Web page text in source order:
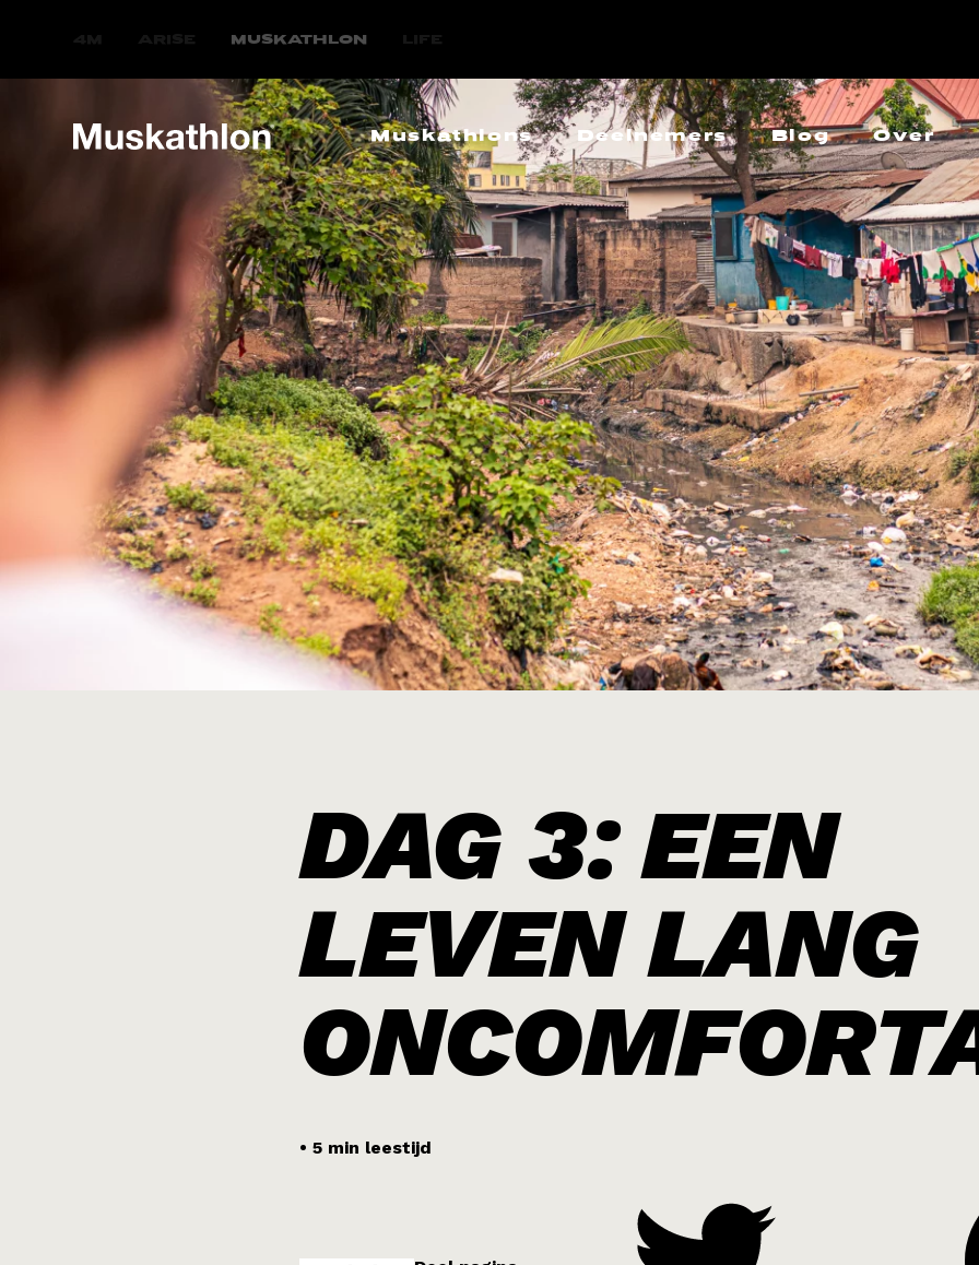
MUSKATHLON
Muskathlons
Ethiopië 2027
Zuid-Korea 2027
Zuid-Europa 2027
Uganda 2027
Ghana 2027
Vietnam 2027
Moldavië-NL 2026
Rwanda 2026
Navigators Noord-Afrika 2026
Filipijnen 2026
Tanzania 2026
Kenia 2026
Noord-Afrika 2026
Deelnemers Blog Over
Over ons
DAG 3: EEN
LEVEN LANG
• 5 min leestijd